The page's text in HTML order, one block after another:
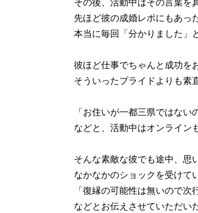
先ほど彼の成婚レポにもあっ
本当に毎回「分かりました」
彼ほど仕事でちゃんと成功を
そういったプライドよりも素
「お住いが一都三県ではな
などと、活動中はオンライン
そんな素敵な彼でも途中、思
なかなかのショックを受けて
「復縁の可能性は無いので次
などとお伝えさせていただい